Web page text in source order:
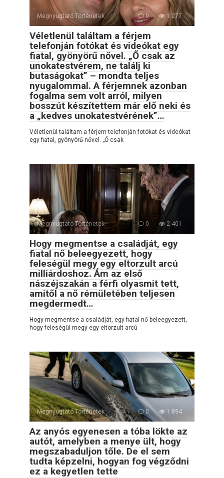
Megnyugtató Történetek 0 1 277
Véletlenül találtam a férjem
telefonján fotókat és videókat egy
fiatal, gyönyörű nővel. „Ő csak az
unokatestvérem, ne találj ki
butaságokat” – mondta teljes
nyugalommal. A férjemnek azonban
fogalma sem volt arról, milyen
bosszút készítettem már elő neki és
a „kedves unokatestvérének”…
Véletlenül találtam a férjem telefonján fotókat és videókat
egy fiatal, gyönyörű nővel. „Ő csak
Megnyugtató Történetek 0 2 401
Hogy megmentse a családját, egy
fiatal nő beleegyezett, hogy
feleségül megy egy eltorzult arcú
milliárdoshoz. Ám az első
nászéjszakán a férfi olyasmit tett,
amitől a nő rémületében teljesen
megdermedt…
Hogy megmentse a családját, egy fiatal nő beleegyezett,
hogy feleségül megy egy eltorzult arcú
Megnyugtató Történetek 0 1 894
Az anyós egyenesen a tóba lökte az
autót, amelyben a menye ült, hogy
megszabaduljon tőle. De el sem
tudta képzelni, hogyan fog végződni
ez a kegyetlen tette